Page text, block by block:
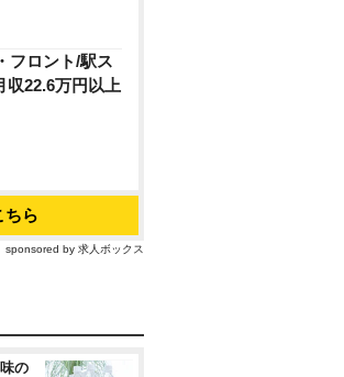
フロント/駅ス
収22.6万円以上
ちら
sponsored by 求人ボックス
の